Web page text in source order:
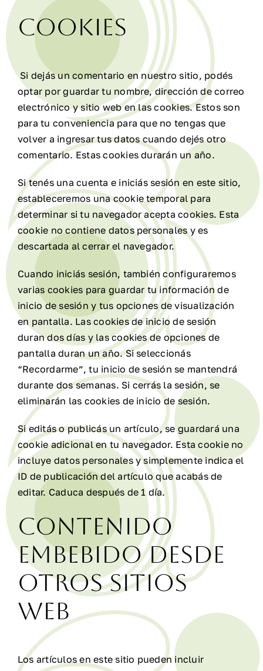
Cookies
Si dejás un comentario en nuestro sitio, podés
optar por guardar tu nombre, dirección de correo
electrónico y sitio web en las cookies. Estos son
para tu conveniencia para que no tengas que
volver a ingresar tus datos cuando dejés otro
comentario. Estas cookies durarán un año.
Si tenés una cuenta e iniciás sesión en este sitio,
estableceremos una cookie temporal para
determinar si tu navegador acepta cookies. Esta
cookie no contiene datos personales y es
descartada al cerrar el navegador.
Cuando iniciás sesión, también configuraremos
varias cookies para guardar tu información de
inicio de sesión y tus opciones de visualización
en pantalla. Las cookies de inicio de sesión
duran dos días y las cookies de opciones de
pantalla duran un año. Si seleccionás
“Recordarme”, tu inicio de sesión se mantendrá
durante dos semanas. Si cerrás la sesión, se
eliminarán las cookies de inicio de sesión.
Si editás o publicás un artículo, se guardará una
cookie adicional en tu navegador. Esta cookie no
incluye datos personales y simplemente indica el
ID de publicación del artículo que acabás de
editar. Caduca después de 1 día.
Contenido
embebido desde
otros sitios
web
Los artículos en este sitio pueden incluir